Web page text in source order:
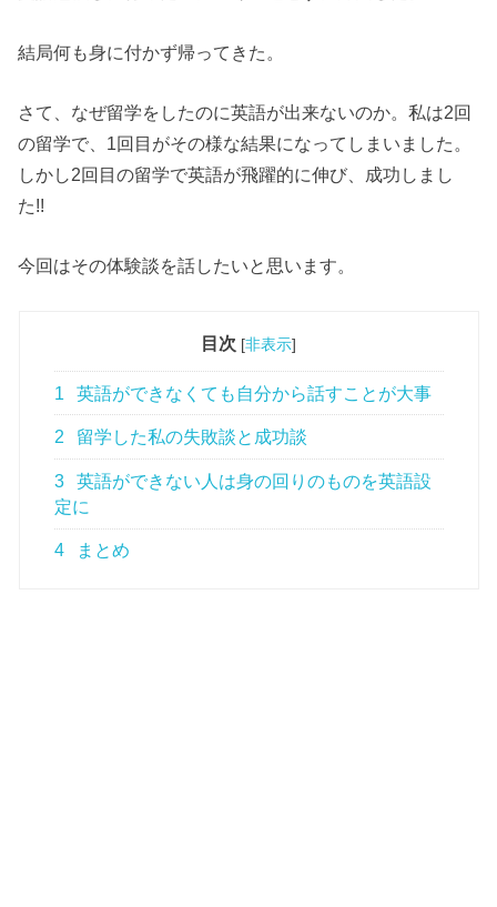
結局何も身に付かず帰ってきた。
さて、なぜ留学をしたのに英語が出来ないのか。私は2回
の留学で、1回目がその様な結果になってしまいました。
しかし2回目の留学で英語が飛躍的に伸び、成功しまし
た!!
今回はその体験談を話したいと思います。
目次 [非表示]
1 英語ができなくても自分から話すことが大事
2 留学した私の失敗談と成功談
3
英語ができない人は身の回りのものを英語設
定に
4 まとめ